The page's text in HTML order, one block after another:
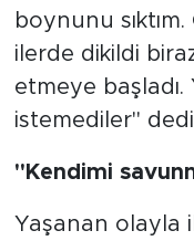
boynunu
ilerde dikildi
etmeye başladı.
istemediler"
"Kendimi
Yaşanan olayla